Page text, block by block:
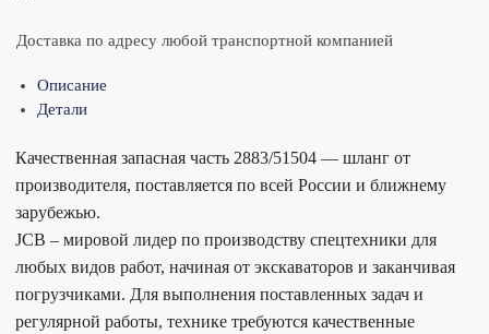
Доставка по адресу любой транспортной компанией
Описание
Детали
Качественная запасная часть 2883/51504 — шланг от
производителя, поставляется по всей России и ближнему
зарубежью.
JCB – мировой лидер по производству спецтехники для
любых видов работ, начиная от экскаваторов и заканчивая
погрузчиками. Для выполнения поставленных задач и
регулярной работы, технике требуются качественные